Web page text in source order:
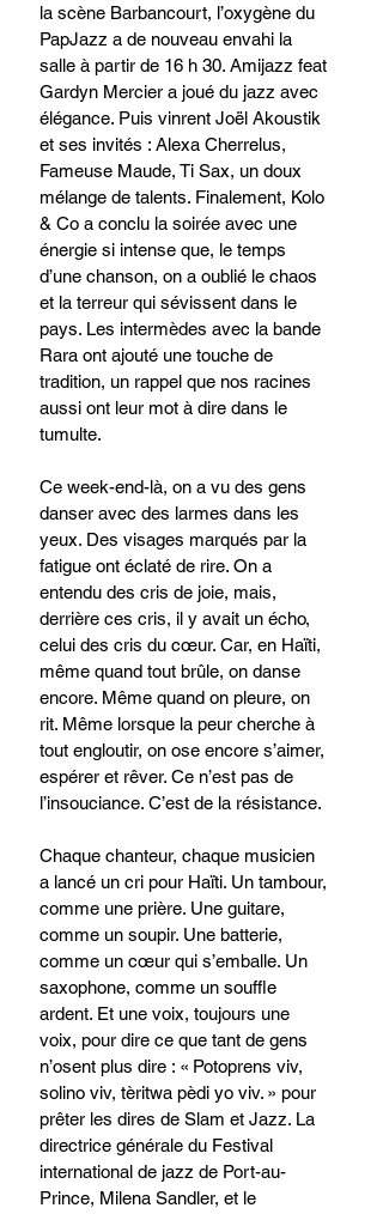
la scène Barbancourt, l’oxygène du
PapJazz a de nouveau envahi la
salle à partir de 16 h 30. Amijazz feat
Gardyn Mercier a joué du jazz avec
élégance. Puis vinrent Joël Akoustik
et ses invités : Alexa Cherrelus,
Fameuse Maude, Ti Sax, un doux
mélange de talents. Finalement, Kolo
& Co a conclu la soirée avec une
énergie si intense que, le temps
d’une chanson, on a oublié le chaos
et la terreur qui sévissent dans le
pays. Les intermèdes avec la bande
Rara ont ajouté une touche de
tradition, un rappel que nos racines
aussi ont leur mot à dire dans le
tumulte.
Ce week-end-là, on a vu des gens
danser avec des larmes dans les
yeux. Des visages marqués par la
fatigue ont éclaté de rire. On a
entendu des cris de joie, mais,
derrière ces cris, il y avait un écho,
celui des cris du cœur. Car, en Haïti,
même quand tout brûle, on danse
encore. Même quand on pleure, on
rit. Même lorsque la peur cherche à
tout engloutir, on ose encore s’aimer,
espérer et rêver. Ce n’est pas de
l’insouciance. C’est de la résistance.
Chaque chanteur, chaque musicien
a lancé un cri pour Haïti. Un tambour,
comme une prière. Une guitare,
comme un soupir. Une batterie,
comme un cœur qui s’emballe. Un
saxophone, comme un souffle
ardent. Et une voix, toujours une
voix, pour dire ce que tant de gens
n’osent plus dire : « Potoprens viv,
solino viv, tèritwa pèdi yo viv. » pour
prêter les dires de Slam et Jazz. La
directrice générale du Festival
international de jazz de Port-au-
Prince, Milena Sandler, et le